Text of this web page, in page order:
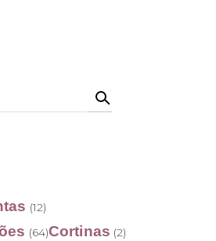
(12)
(64)Cortinas (2)